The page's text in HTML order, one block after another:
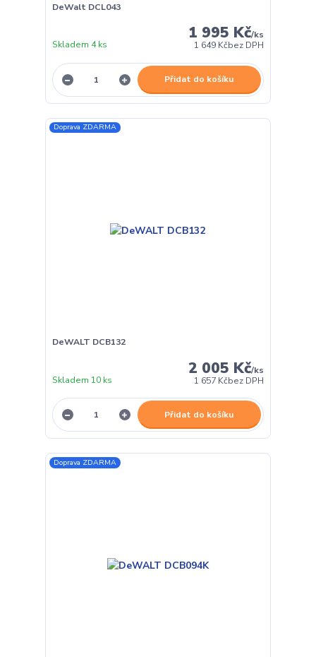
DeWalt DCL043
1 995 Kč/ks
1 649 Kčbez DPH
Skladem 4 ks
Přidat do košíku
Doprava ZDARMA
DeWALT DCB132
2 005 Kč/ks
1 657 Kčbez DPH
Skladem 10 ks
Přidat do košíku
Doprava ZDARMA